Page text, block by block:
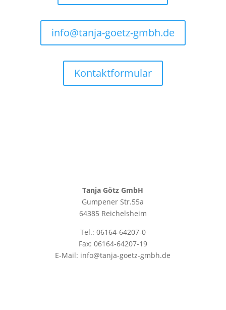
info@tanja-goetz-gmbh.de
Kontaktformular
Tanja Götz GmbH
Gumpener Str.55a
64385 Reichelsheim
Tel.: 06164-64207-0
Fax: 06164-64207-19
E-Mail: info@tanja-goetz-gmbh.de